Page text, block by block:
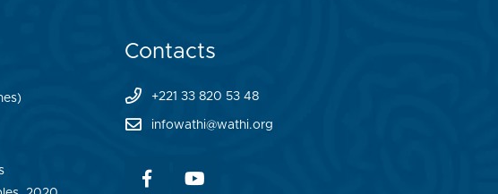
Contacts
+221 33 820 53 48
infowathi@wathi.org